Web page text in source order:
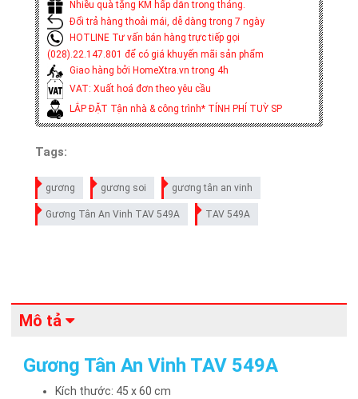
Nhiều quà tặng KM hấp dẫn trong tháng.
Đổi trả hàng thoải mái, dễ dàng trong 7 ngày
HOTLINE Tư vấn bán hàng trực tiếp gọi
(028).22.147.801 để có giá khuyến mãi sản phẩm
Giao hàng bởi HomeXtra.vn trong 4h
VAT: Xuất hoá đơn theo yêu cầu
LẮP ĐẶT Tận nhà & công trình* TÍNH PHÍ TUỲ SP
Tags:
gương gương soi gương tân an vinh
Gương Tân An Vinh TAV 549A TAV 549A
Mô tả
Gương Tân An Vinh TAV 549A
Kích thước: 45 x 60 cm